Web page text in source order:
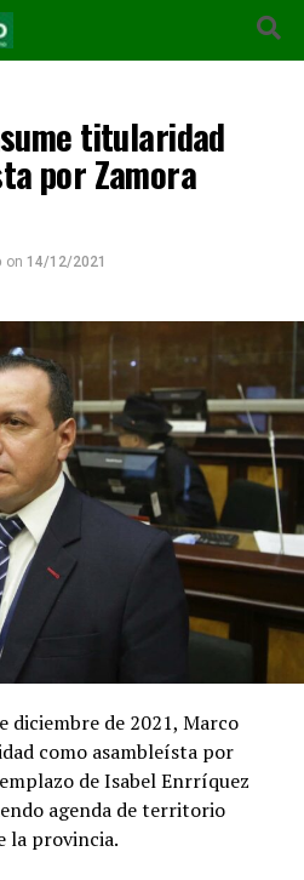
titularidad
por Zamora
on 14/12/2021
diciembre de 2021, Marco
como asambleísta por
de Isabel Enrríquez
agenda de territorio
la provincia.